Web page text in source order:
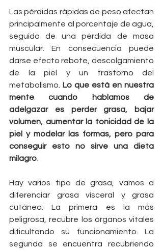
Las pérdidas rápidas de peso afectan
principalmente al porcentaje de agua,
seguido de una pérdida de masa
muscular. En consecuencia puede
darse efecto rebote, descolgamiento
de la piel y un trastorno del
metabolismo. Lo que está en nuestra
mente cuando hablamos de
adelgazar es perder grasa, bajar
volumen, aumentar la tonicidad de la
piel y modelar las formas, pero para
conseguir esto no sirve una dieta
milagro
Hay varios tipo de grasa, vamos a
diferenciar grasa visceral y grasa
cutánea. La primera es la más
peligrosa, recubre los órganos vitales
dificultando su funcionamiento. La
segunda se encuentra recubriendo